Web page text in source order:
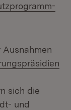
sich die
und